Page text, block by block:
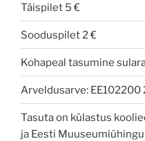
Täispilet 5 €
Sooduspilet 2 €
Kohapeal tasumine
Arveldusarve:
Tasuta on külastus
ja Eesti